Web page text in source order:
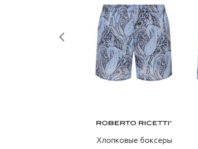
Хлопковые боксеры